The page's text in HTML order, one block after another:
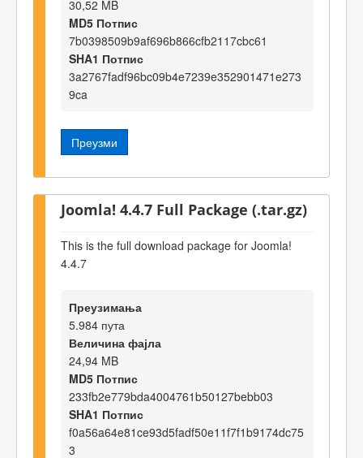
30,52 MB
MD5 Потпис
7b0398509b9af696b866cfb2117cbc61
SHA1 Потпис
3a2767fadf96bc09b4e7239e352901471e273
9ca
Преузми
Joomla! 4.4.7 Full Package (.tar.gz)
This is the full download package for Joomla!
4.4.7
Преузимања
5.984 пута
Величина фајла
24,94 MB
MD5 Потпис
233fb2e779bda4004761b50127bebb03
SHA1 Потпис
f0a56a64e81ce93d5fadf50e11f7f1b9174dc75
3